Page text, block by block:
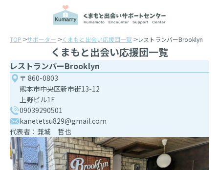
TOP サポーター くまもと出会い応援団一覧 レストランバーBrooklyn
くまもと出会い応援団一覧
レストランバーBrooklyn
〒 860-0803
熊本市中央区新市街13-12
上野ビル1F
09039290501
kanetetsu829@gmail.com
代表者：兼城 哲也